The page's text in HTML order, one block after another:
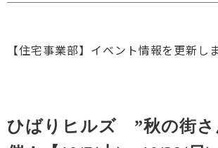
【住宅事業部】イベント情報を更新し
ひばりヒルズ ”秋の街